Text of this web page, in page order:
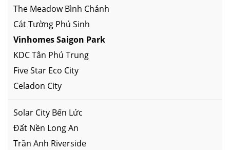
The Meadow Bình Chánh
Cát Tường Phú Sinh
Vinhomes Saigon Park
KDC Tân Phú Trung
Five Star Eco City
Celadon City
Solar City Bến Lức
Đất Nền Long An
Trần Anh Riverside